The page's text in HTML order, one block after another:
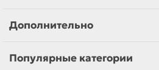
Дополнительно
Популярные категории